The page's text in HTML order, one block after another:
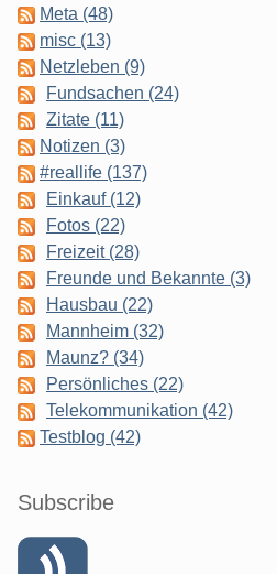
Meta (48)
misc (13)
Netzleben (9)
Fundsachen (24)
Zitate (11)
Notizen (3)
#reallife (137)
Einkauf (12)
Fotos (22)
Freizeit (28)
Freunde und Bekannte (3)
Hausbau (22)
Mannheim (32)
Maunz? (34)
Persönliches (22)
Telekommunikation (42)
Testblog (42)
Subscribe